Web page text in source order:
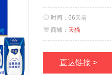
时间： 66天前
商城： 天猫
直达链接 >